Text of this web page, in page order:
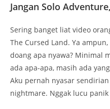
Jangan Solo
Sering banget liat video
The Cursed Land. Ya
doang apa nyawa? Minimal
ada apa-apa, masih ada
Aku pernah nyasar
nightmare. Nggak lucu